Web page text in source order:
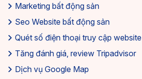
Marketing bất động sản
Seo Website bất động sản
Quét số điện thoại truy cập website
Tăng đánh giá, review Tripadvisor
Dịch vụ Google Map